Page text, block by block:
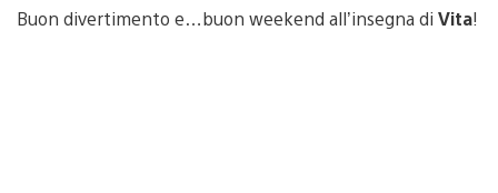
Buon divertimento e…buon weekend all’insegna di Vita!